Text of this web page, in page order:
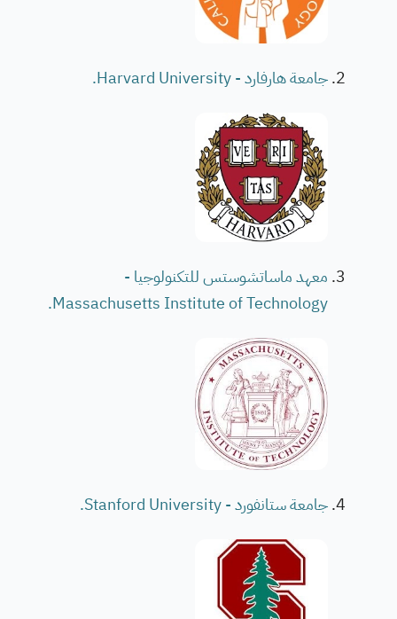
جامعة هارفارد - Harvard University.
معهد ماساتشوستس للتكنولوجيا -
Massachusetts Institute of Technology.
جامعة ستانفورد - Stanford University.